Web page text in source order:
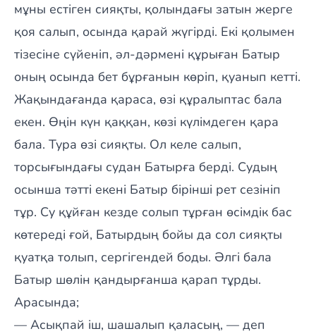
мұны естіген сияқты, қолындағы затын жерге
қоя салып, осында қарай жүгірді. Екі қолымен
тізесіне сүйеніп, әл-дәрмені құрыған Батыр
оның осында бет бұрғанын көріп, қуанып кетті.
Жақындағанда қараса, өзі құралыптас бала
екен. Өңін күн қаққан, көзі күлімдеген қара
бала. Тура өзі сияқты. Ол келе салып,
торсығындағы судан Батырға берді. Судың
осынша тәтті екені Батыр бірінші рет сезініп
тұр. Су құйған кезде солып тұрған өсімдік бас
көтереді ғой, Батырдың бойы да сол сияқты
қуатқа толып, сергігендей боды. Әлгі бала
Батыр шөлін қандырғанша қарап тұрды.
Арасында;
— Асықпай іш, шашалып қаласың, — деп